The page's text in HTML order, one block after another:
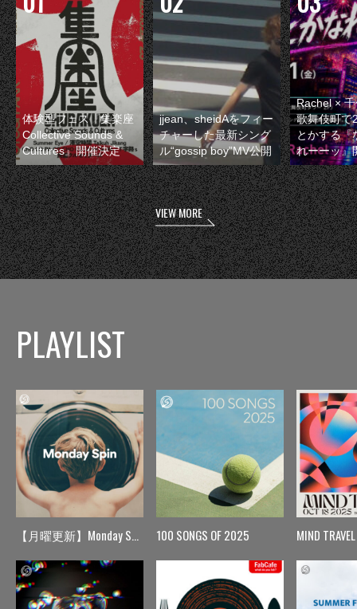
体験型フェス『集楽座
Collective Sounds &
Cultures』開催決定
jjean、sheidAをフィー
チャーした最新シング
ル“gossip boy”MV公開
Rachel ×
歌舞伎町で
とかする『
れーーッ』
VIEW MORE
PLAYLIST
【月曜更新】Monday Spin 100 SONGS OF 2025 MIND TRAVEL